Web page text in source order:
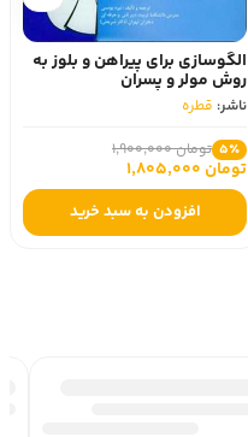
الگوسازی برای پیراهن و بلوز به
روش مولر و پسران
ناشر: قطره
5٪ تومان 1,900,000
تومان 1,805,000
افزودن به سبد خرید